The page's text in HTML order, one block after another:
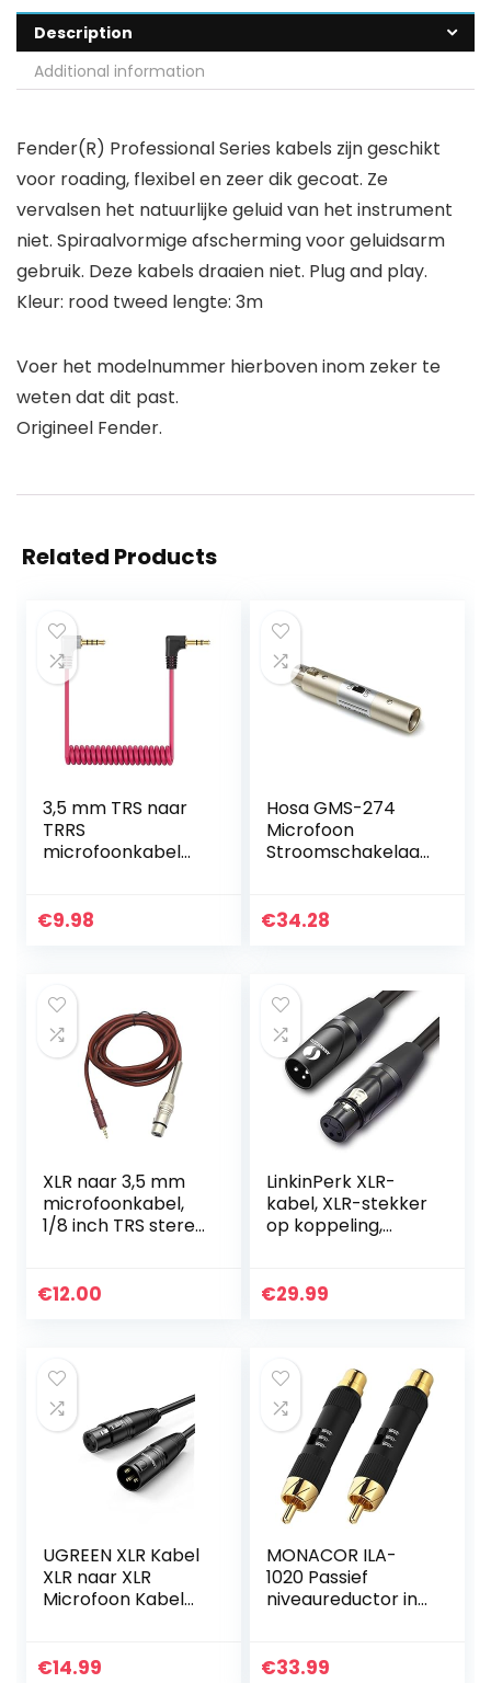
Description
Additional information
Fender(R) Professional Series kabels zijn geschikt
voor roading, flexibel en zeer dik gecoat. Ze
vervalsen het natuurlijke geluid van het instrument
niet. Spiraalvormige afscherming voor geluidsarm
gebruik. Deze kabels draaien niet. Plug and play.
Kleur: rood tweed lengte: 3m
Voer het modelnummer hierboven inom zeker te
weten dat dit past.
Origineel Fender.
Related Products
3,5 mm TRS naar
TRRS
microfoonkabel
opgerolde haakse
tablets met rode
SC7,
videomicrofoon,
videomicro go,
BOYA en meer
externe microfoon
€9.98
Hosa GMS-274
Microfoon
Stroomschakelaar,
€34.28
XLR naar 3,5 mm
microfoonkabel,
1/8 inch TRS stereo
3,5 mm (mini) naar
€12.00
LinkinPerk XLR-
kabel, XLR-stekker
op koppeling,
microfoon,
€29.99
UGREEN XLR Kabel
XLR naar XLR
Microfoon Kabel
Luidspreker Mixer
€14.99
MONACOR ILA-
1020 Passief
niveaureductor in
vergulde
€33.99